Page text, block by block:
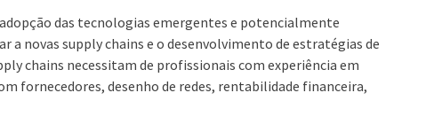
das tecnologias emergentes e potencialmente
a novas supply chains e o desenvolvimento de estratégias de
chains necessitam de profissionais com experiência em
fornecedores, desenho de redes, rentabilidade financeira,